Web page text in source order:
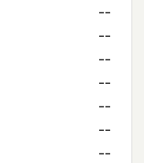
--
--
--
--
--
--
--